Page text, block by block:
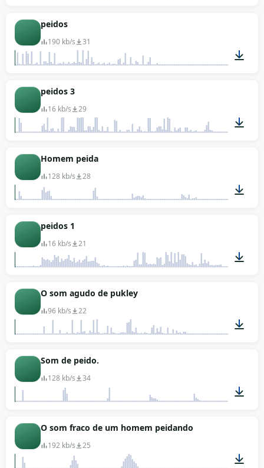
peidos
190 kb/s 31
peidos 3
16 kb/s 29
Homem peida
128 kb/s 28
peidos 1
16 kb/s 21
O som agudo de pukley
96 kb/s 22
Som de peido.
128 kb/s 34
O som fraco de um homem peidando
192 kb/s 25